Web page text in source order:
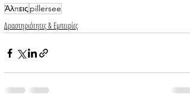
Άλπεις pillersee
Δραστηριότητες & Εμπειρίες